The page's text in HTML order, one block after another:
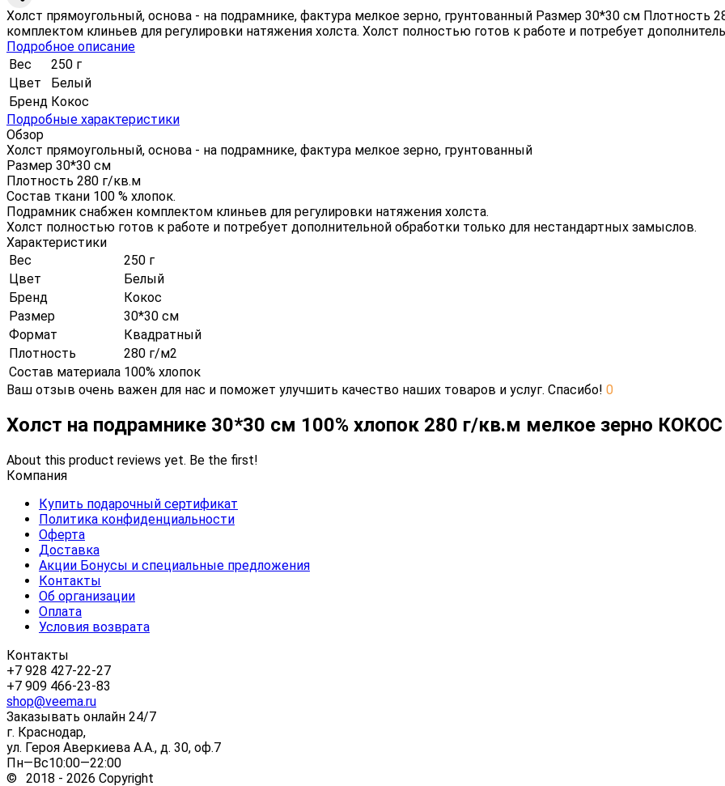
Холст прямоугольный, основа - на подрамнике, фактура мелкое зерно, грунтованный Размер 30*30 см Плотность
комплектом клиньев для регулировки натяжения холста. Холст полностью готов к работе и потребует
Подробное описание
Вес
250 г
Цвет
Белый
Бренд Кокос
Подробные характеристики
Обзор
Холст прямоугольный, основа - на подрамнике, фактура мелкое зерно, грунтованный
Размер 30*30 см
Плотность 280 г/кв.м
Состав ткани 100 % хлопок.
Подрамник снабжен комплектом клиньев для регулировки натяжения холста.
Холст полностью готов к работе и потребует дополнительной обработки только для нестандартных замыслов.
Характеристики
Вес
250 г
Цвет
Белый
Бренд
Кокос
Размер
30*30 см
Формат
Квадратный
Плотность
280 г/м2
Состав материала 100% хлопок
Ваш отзыв очень важен для нас и поможет улучшить качество наших товаров и услуг. Спасибо! 0
Холст на подрамнике 30*30 см 100% хлопок 280 г/кв.м мелкое зерно
About this product reviews yet. Be the first!
Компания
Купить подарочный сертификат
Политика конфиденциальности
Оферта
Доставка
Акции Бонусы и специальные предложения
Контакты
Об организации
Оплата
Условия возврата
Контакты
+7 928 427-22-27
+7 909 466-23-83
shop@veema.ru
Заказывать онлайн 24/7
г. Краснодар,
ул. Героя Аверкиева А.А., д. 30, оф.7
Пн—Вс10:00—22:00
© 2018 - 2026 Copyright